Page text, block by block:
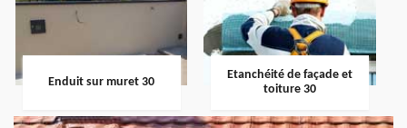
Enduit sur muret 30
Etanchéité de façade et
toiture 30